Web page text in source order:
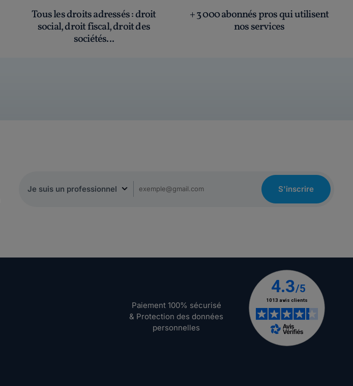
Tous les droits adressés: droit
social, droit fiscal, droit des
sociétés...
+ 3 000 abonnés pros qui utilisent
nos services
S'inscrire
Paiement 100% sécurisé
& Protection des données
personnelles